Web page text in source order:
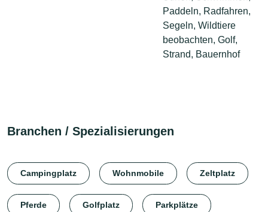
Paddeln, Radfahren,
Segeln, Wildtiere
beobachten, Golf,
Strand, Bauernhof
Branchen / Spezialisierungen
Campingplatz Wohnmobile Zeltplatz
Pferde Golfplatz Parkplätze